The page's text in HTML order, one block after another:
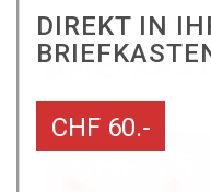
DIREKT IN
CHF 60.-